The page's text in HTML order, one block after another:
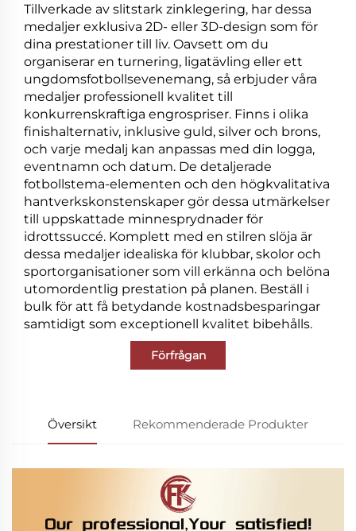
Tillverkade av slitstark zinklegering, har dessa
medaljer exklusiva 2D- eller 3D-design som för
dina prestationer till liv. Oavsett om du
organiserar en turnering, ligatävling eller ett
ungdomsfotbollsevenemang, så erbjuder våra
medaljer professionell kvalitet till
konkurrenskraftiga engrospriser. Finns i olika
finishalternativ, inklusive guld, silver och brons,
och varje medalj kan anpassas med din logga,
eventnamn och datum. De detaljerade
fotbollstema-elementen och den högkvalitativa
hantverkskonstenskaper gör dessa utmärkelser
till uppskattade minnesprydnader för
idrottssuccé. Komplett med en stilren slöja är
dessa medaljer idealiska för klubbar, skolor och
sportorganisationer som vill erkänna och belöna
utomordentlig prestation på planen. Beställ i
bulk för att få betydande kostnadsbesparingar
samtidigt som exceptionell kvalitet bibehålls.
Förfrågan
Översikt Rekommenderade Produkter